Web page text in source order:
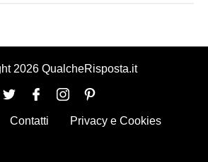
2026 QualcheRisposta.it
Contatti Privacy e Cookies